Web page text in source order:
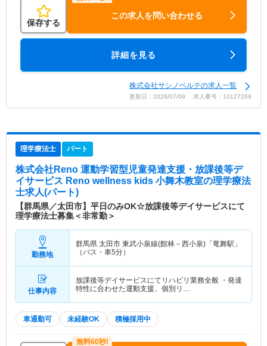
保存する
この求人を問い合わせる
詳細を見る
株式会社サシノベルテの求人一覧
更新日：2026/07/09 求人番号：10127269
理学療法士 パート
株式会社Reno 運動学習型児童発達支援・放課後等デ
イサービス Reno wellness kids 小舞木教室の理学療法
士求人(パート)
【群馬県／太田市】平日のみOK☆放課後等デイサービスにて
理学療法士募集＜非常勤＞
勤務地
群馬県 太田市 東武小泉線(館林－西小泉)「竜舞駅」
（バス・車5分）
仕事内容
放課後等デイサービスにてリハビリ業務全般 ・発達
特性に合わせた運動支援、個別リ…
車通勤可 未経験OK 積極採用中